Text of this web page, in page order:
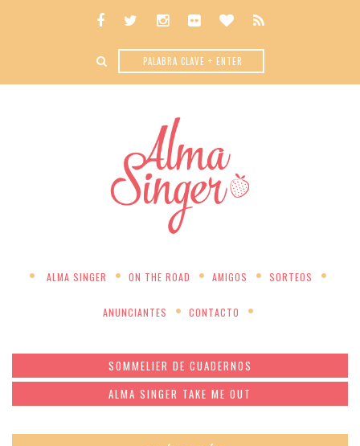
ALMA SINGER ON THE ROAD AMIGOS SORTEOS
ANUNCIANTES CONTACTO
SOMMELIER DE CUADERNOS
ALMA SINGER TAKE ME OUT